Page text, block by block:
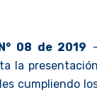
08 de 2019
la
cumpliendo